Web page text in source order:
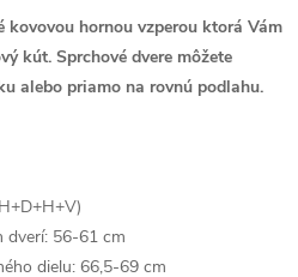
kovovou hornou vzperou ktorá Vám
kút. Sprchové dvere môžete
alebo priamo na rovnú podlahu.
dverí: 56-61 cm
dielu: 66,5-69 cm